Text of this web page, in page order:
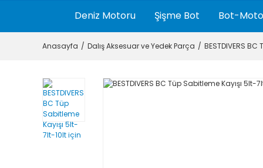
Deniz Motoru Şişme Bot Bot-
Anasayfa Dalış Aksesuar ve Yedek Parça BESTDIVERS